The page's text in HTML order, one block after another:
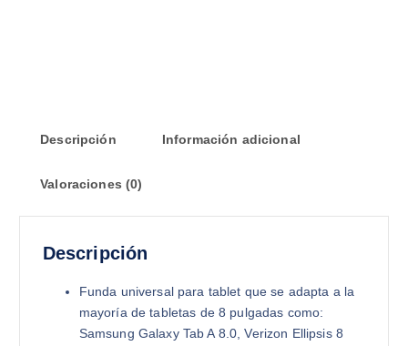
Descripción Información adicional
Valoraciones (0)
Descripción
Funda universal para tablet que se adapta a la
mayoría de tabletas de 8 pulgadas como:
Samsung Galaxy Tab A 8.0, Verizon Ellipsis 8